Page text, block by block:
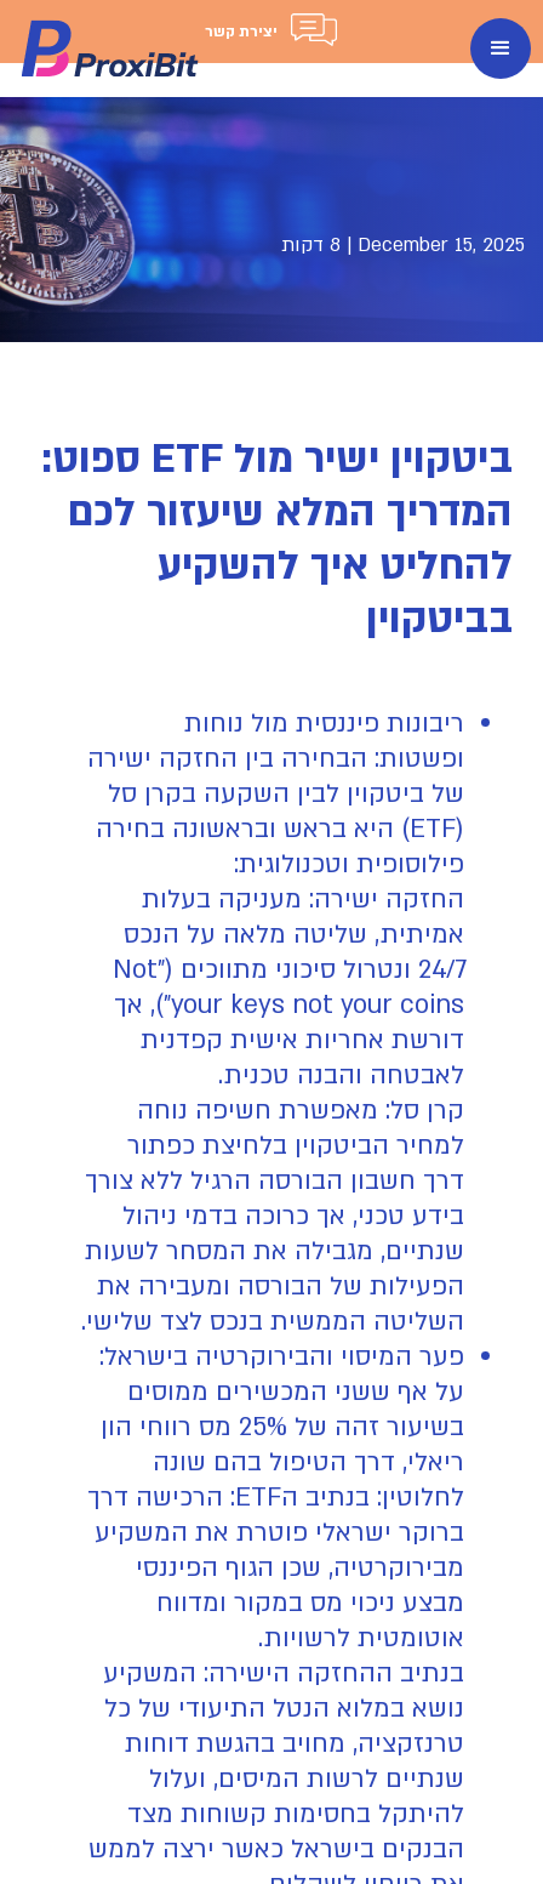
יצירת קשר
December 15, 2025
| 8 דקות
ביטקוין ישיר מול ETF ספוט:
המדריך המלא שיעזור לכם
להחליט איך להשקיע
בביטקוין
ריבונות פיננסית מול נוחות
ופשטות: הבחירה בין החזקה ישירה
של ביטקוין לבין השקעה בקרן סל
(ETF) היא בראש ובראשונה בחירה
פילוסופית וטכנולוגית:
החזקה ישירה: מעניקה בעלות
אמיתית, שליטה מלאה על הנכס
24/7 ונטרול סיכוני מתווכים ("Not
your keys not your coins"), אך
דורשת אחריות אישית קפדנית
לאבטחה והבנה טכנית.
קרן סל: מאפשרת חשיפה נוחה
למחיר הביטקוין בלחיצת כפתור
דרך חשבון הבורסה הרגיל ללא צורך
בידע טכני, אך כרוכה בדמי ניהול
שנתיים, מגבילה את המסחר לשעות
הפעילות של הבורסה ומעבירה את
השליטה הממשית בנכס לצד שלישי.
פער המיסוי והבירוקרטיה בישראל:
על אף ששני המכשירים ממוסים
בשיעור זהה של 25% מס רווחי הון
ריאלי, דרך הטיפול בהם שונה
לחלוטין: בנתיב הETF: הרכישה דרך
ברוקר ישראלי פוטרת את המשקיע
מבירוקרטיה, שכן הגוף הפיננסי
מבצע ניכוי מס במקור ומדווח
אוטומטית לרשויות.
בנתיב ההחזקה הישירה: המשקיע
נושא במלוא הנטל התיעודי של כל
טרנזקציה, מחויב בהגשת דוחות
שנתיים לרשות המיסים, ועלול
להיתקל בחסימות קשוחות מצד
הבנקים בישראל כאשר ירצה לממש